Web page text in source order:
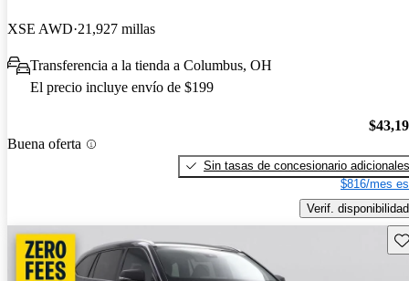
XSE AWD 21,927 millas
Transferencia a la tienda a Columbus, OH
El precio incluye envío de $199
Buena oferta
Sin tasas de concesionario adicionales
$816/mes
Verif. disponibilidad